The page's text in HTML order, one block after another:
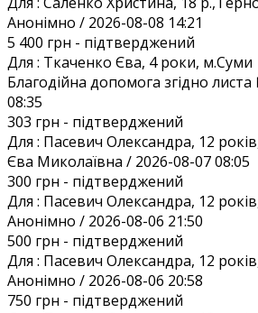
Анонiмно / 2026-08-08 14:21
5 400 грн - підтверджений
Для : Ткаченко Єва, 4 роки, м.Суми
Благодiйна допомога згiдно
08:35
303 грн - підтверджений
Для : Пасевич Олександра, 12
Єва Миколаївна / 2026-08-07 08:05
300 грн - підтверджений
Для : Пасевич Олександра, 12
Анонiмно / 2026-08-06 21:50
500 грн - підтверджений
Для : Пасевич Олександра, 12
Анонiмно / 2026-08-06 20:58
750 грн - підтверджений